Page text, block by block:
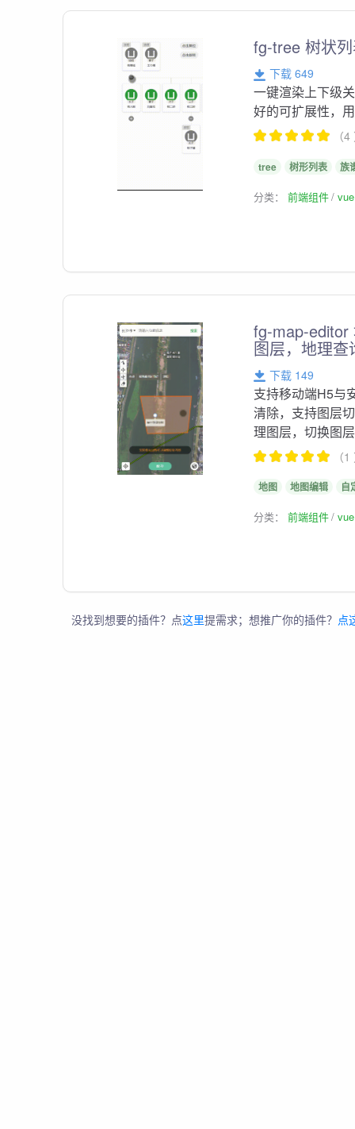
fg-tree 树状
下载 649
一键渲染上下级
好的可扩展性，
（
tree 树形列表 族
分类：前端组件
fg-map-editor
图层，地理查
下载 149
支持移动端H5与
清除，支持图层
理图层，切换图
（
地图 地图编辑 自
分类：前端组件
没找到想要的插件？点这里提需求；想推广你的插件？ 点